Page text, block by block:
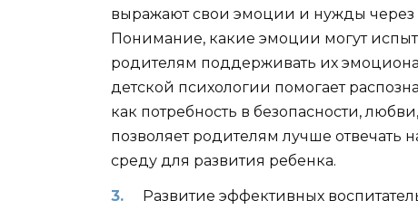
выражают свои эмоции и нужды
Понимание, какие эмоции могут
родителям поддерживать их
детской психологии помогает
как потребность в безопасности,
позволяет родителям лучше отвечать
среду для развития ребенка.
Развитие эффективных